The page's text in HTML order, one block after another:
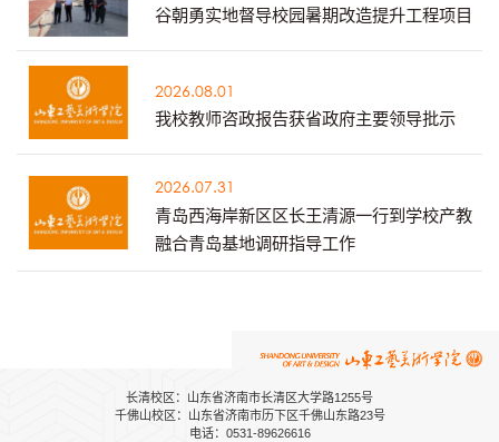
谷朝勇实地督导校园暑期改造提升工程项目
2026.08.01
我校教师咨政报告获省政府主要领导批示
2026.07.31
青岛西海岸新区区长王清源一行到学校产教
融合青岛基地调研指导工作
长清校区：山东省济南市长清区大学路1255号
千佛山校区：山东省济南市历下区千佛山东路23号
电话：0531-89626616